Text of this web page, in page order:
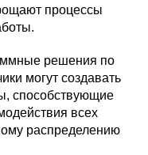
процессы
решения по
могут создавать
способствующие
всех
распределению